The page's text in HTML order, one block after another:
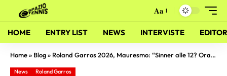
Aa
HOME ENTRY LIST NEWS INTERVISTE
Home» Blog» Roland Garros 2026, Mauresmo: “Sinner alle 12? Orario buono per tutti e per il torneo. Non commento le richieste”
News Roland Garros